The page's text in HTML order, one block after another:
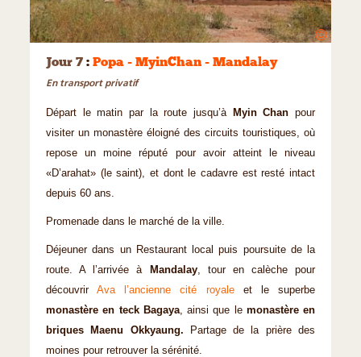
©
Jour 7 : Popa - MyinChan - Mandalay
En transport privatif
Départ le matin par la route jusqu’à Myin Chan pour
visiter un monastère éloigné des circuits touristiques, où
repose un moine réputé pour avoir atteint le niveau
«D’arahat» (le saint), et dont le cadavre est resté intact
depuis 60 ans.
Promenade dans le marché de la ville.
Déjeuner dans un Restaurant local puis poursuite de la
route. A l’arrivée à
Mandalay, tour en calèche pour
découvrirAva l’ancienne cité royale
et le superbe
monastère en teck Bagaya, ainsi que le monastère en
briques Maenu Okkyaung. Partage de la prière des
moines pour retrouver la sérénité.